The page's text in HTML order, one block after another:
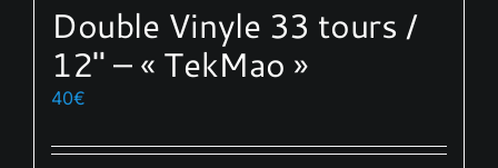
Double Vinyle 33 tours /
12″ – « TekMao »
40€